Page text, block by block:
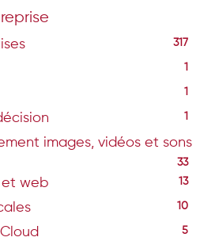
317
1
1
1
images, vidéos et sons
33
et web 13
10
5